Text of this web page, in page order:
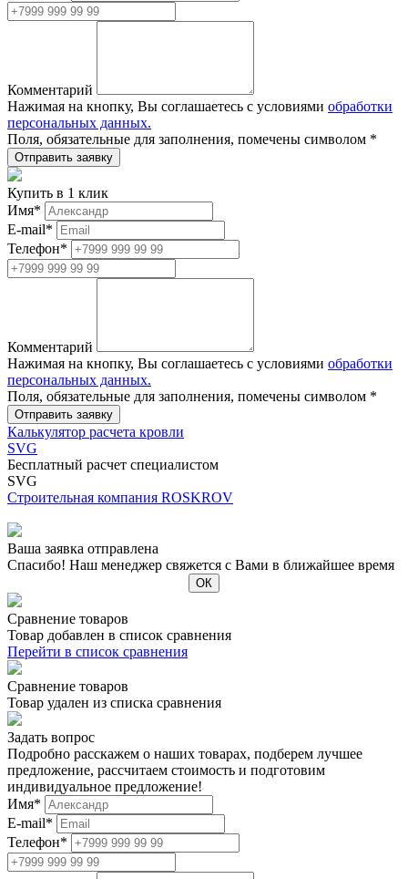
Комментарий
Нажимая на кнопку, Вы соглашаетесь с условиями обработки
персональных данных.
Поля, обязательные для заполнения, помечены символом *
Купить в 1 клик
Имя*
E-mail*
Телефон*
Комментарий
Нажимая на кнопку, Вы соглашаетесь с условиями обработки
персональных данных.
Поля, обязательные для заполнения, помечены символом *
Калькулятор расчета кровли
SVG
Бесплатный расчет специалистом
SVG
Строительная компания ROSKROV
Ваша заявка отправлена
Спасибо! Наш менеджер свяжется с Вами в ближайшее время
Сравнение товаров
Товар добавлен в список сравнения
Перейти в список сравнения
Сравнение товаров
Товар удален из списка сравнения
Задать вопрос
Подробно расскажем о наших товарах, подберем лучшее
предложение, рассчитаем стоимость и подготовим
индивидуальное предложение!
Имя*
E-mail*
Телефон*